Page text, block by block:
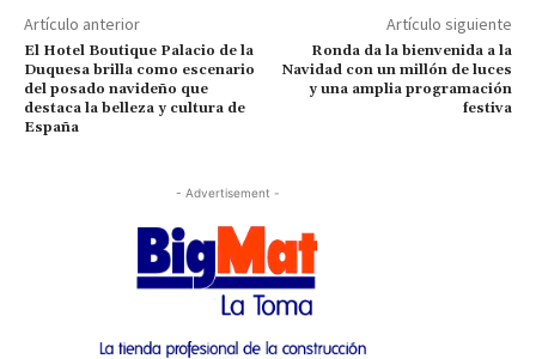
Artículo anterior
El Hotel Boutique Palacio de la
Duquesa brilla como escenario
del posado navideño que
destaca la belleza y cultura de
España
Artículo siguiente
Ronda da la bienvenida a la
Navidad con un millón de luces
y una amplia programación
festiva
- Advertisement -